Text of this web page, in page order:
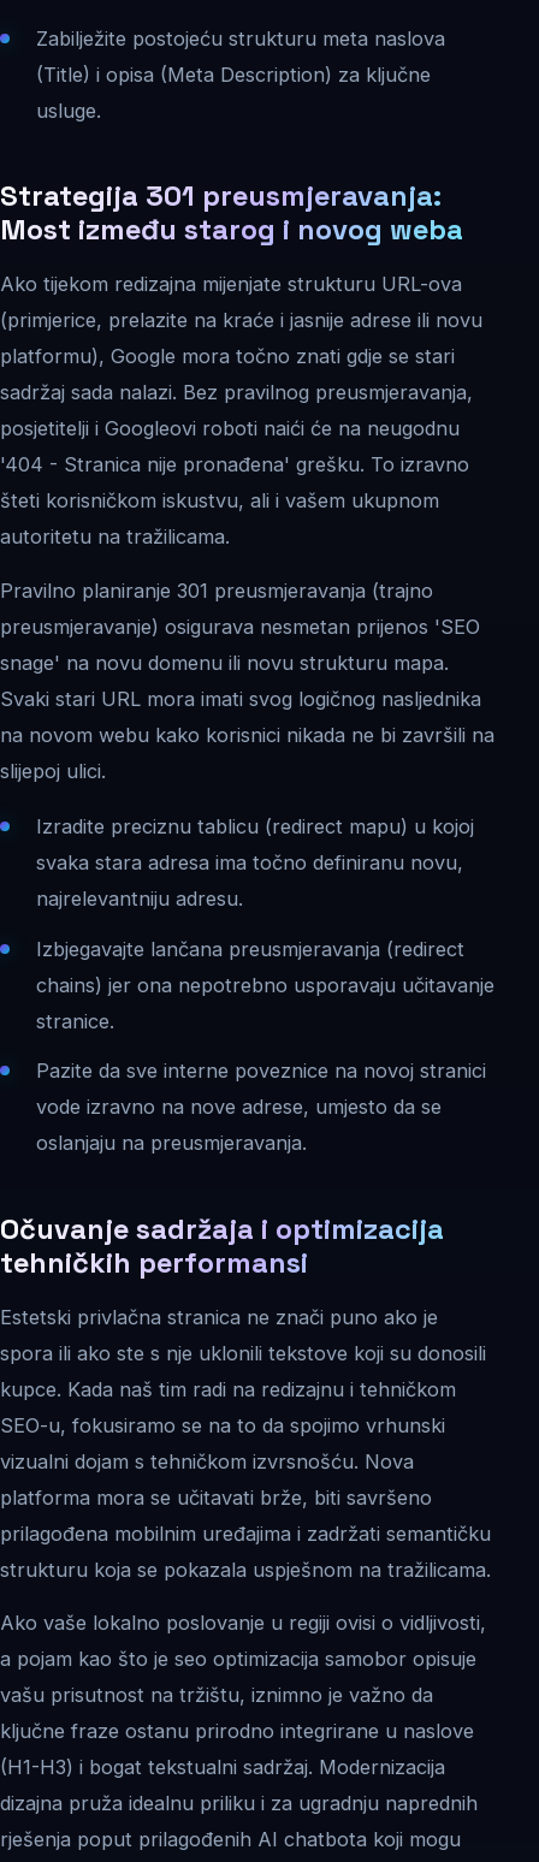
Zabilježite postojeću strukturu meta naslova
(Title) i opisa (Meta Description) za ključne
usluge.
Strategija 301 preusmjeravanja:
Most između starog i novog weba
Ako tijekom redizajna mijenjate strukturu URL-ova
(primjerice, prelazite na kraće i jasnije adrese ili novu
platformu), Google mora točno znati gdje se stari
sadržaj sada nalazi. Bez pravilnog preusmjeravanja,
posjetitelji i Googleovi roboti naići će na neugodnu
'404 - Stranica nije pronađena' grešku. To izravno
šteti korisničkom iskustvu, ali i vašem ukupnom
autoritetu na tražilicama.
Pravilno planiranje 301 preusmjeravanja (trajno
preusmjeravanje) osigurava nesmetan prijenos 'SEO
snage' na novu domenu ili novu strukturu mapa.
Svaki stari URL mora imati svog logičnog nasljednika
na novom webu kako korisnici nikada ne bi završili na
slijepoj ulici.
Izradite preciznu tablicu (redirect mapu) u kojoj
svaka stara adresa ima točno definiranu novu,
najrelevantniju adresu.
Izbjegavajte lančana preusmjeravanja (redirect
chains) jer ona nepotrebno usporavaju učitavanje
stranice.
Pazite da sve interne poveznice na novoj stranici
vode izravno na nove adrese, umjesto da se
oslanjaju na preusmjeravanja.
Očuvanje sadržaja i optimizacija
tehničkih performansi
Estetski privlačna stranica ne znači puno ako je
spora ili ako ste s nje uklonili tekstove koji su donosili
kupce. Kada naš tim radi na redizajnu i tehničkom
SEO-u, fokusiramo se na to da spojimo vrhunski
vizualni dojam s tehničkom izvrsnošću. Nova
platforma mora se učitavati brže, biti savršeno
prilagođena mobilnim uređajima i zadržati semantičku
strukturu koja se pokazala uspješnom na tražilicama.
Ako vaše lokalno poslovanje u regiji ovisi o vidljivosti,
a pojam kao što je seo optimizacija samobor opisuje
vašu prisutnost na tržištu, iznimno je važno da
ključne fraze ostanu prirodno integrirane u naslove
(H1-H3) i bogat tekstualni sadržaj. Modernizacija
dizajna pruža idealnu priliku i za ugradnju naprednih
rješenja poput prilagođenih AI chatbota koji mogu